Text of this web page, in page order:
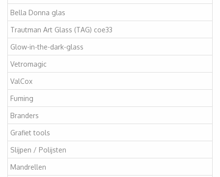
Bella Donna glas
Trautman Art Glass (TAG) coe33
Glow-in-the-dark-glass
Vetromagic
ValCox
Fuming
Branders
Grafiet tools
Slijpen / Polijsten
Mandrellen